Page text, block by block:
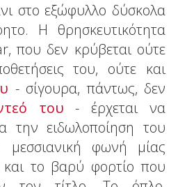
στο εξώφυλλο δύσκολα
Η θρησκευτικότητα
που δεν κρύβεται ούτε
του, ούτε και
- σίγουρα, πάντως, δεν
του - έρχεται να
την ειδωλοποίηση του
μεσσιανική φωνή μίας
και το βαρύ φορτίο που